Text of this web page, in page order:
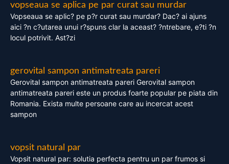
vopseaua se aplica pe par curat sau murdar
Vopseaua se aplic? pe p?r curat sau murdar? Dac? ai ajuns
aici ?n c?utarea unui r?spuns clar la aceast? ?ntrebare, e?ti ?n
locul potrivit. Ast?zi
gerovital sampon antimatreata pareri
Gerovital sampon antimatreata pareri Gerovital sampon
antimatreata pareri este un produs foarte popular pe piata din
Romania. Exista multe persoane care au incercat acest
sampon
vopsit natural par
Vopsit natural par: solutia perfecta pentru un par frumos si